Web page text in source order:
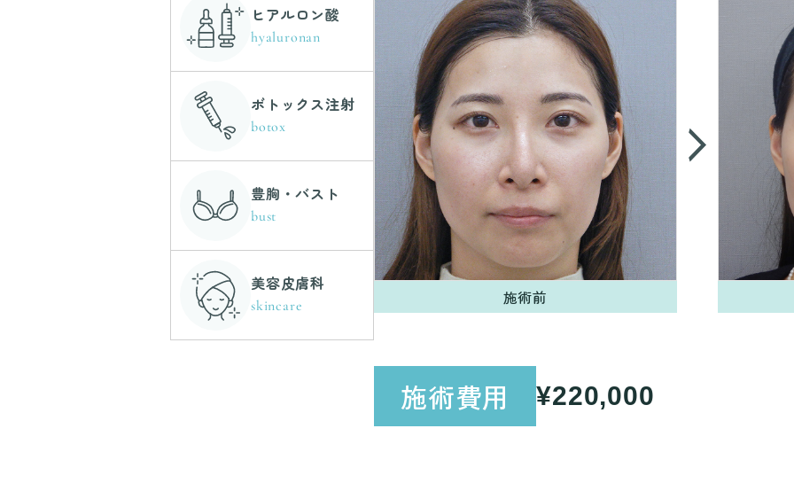
施術前
施術費用 ¥220,000
ヒアルロン酸
hyaluronan
ボトックス注射
botox
豊胸・バスト
bust
美容皮膚科
skincare